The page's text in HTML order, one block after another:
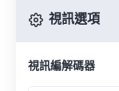
視訊選項
視訊編解碼器